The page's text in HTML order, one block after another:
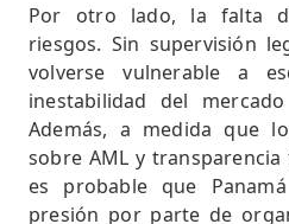
Por otro lado, la falta
riesgos. Sin supervisión
volverse vulnerable a
inestabilidad del
Además, a medida que
sobre AML y
es probable que
presión por parte de